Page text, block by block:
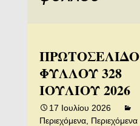
ΠΡΩΤΟΣΕΛΙΔΟ
ΦΥΛΛΟΥ 328
ΙΟΥΛΙΟΥ 2026
17 Ιουλίου 2026
Περιεχόμενα, Περιεχόμενα